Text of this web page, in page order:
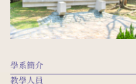
學系簡介
教學人員